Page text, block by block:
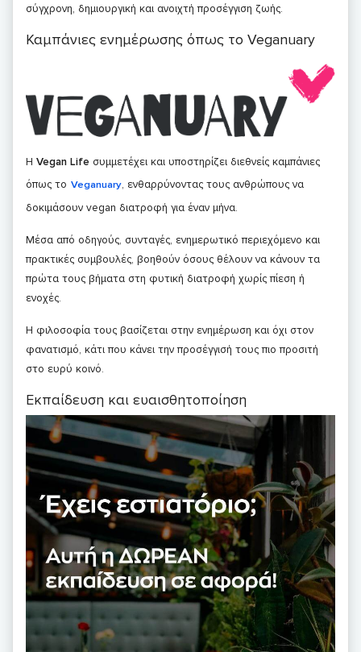
σύγχρονη, δημιουργική και ανοιχτή προσέγγιση ζωής.
Καμπάνιες ενημέρωσης όπως το Veganuary
Η Vegan Life συμμετέχει και υποστηρίζει διεθνείς καμπάνιες
όπως το Veganuary, ενθαρρύνοντας τους ανθρώπους να
δοκιμάσουν vegan διατροφή για έναν μήνα.
Μέσα από οδηγούς, συνταγές, ενημερωτικό περιεχόμενο και
πρακτικές συμβουλές, βοηθούν όσους θέλουν να κάνουν τα
πρώτα τους βήματα στη φυτική διατροφή χωρίς πίεση ή
ενοχές.
Η φιλοσοφία τους βασίζεται στην ενημέρωση και όχι στον
φανατισμό, κάτι που κάνει την προσέγγισή τους πιο προσιτή
στο ευρύ κοινό.
Εκπαίδευση και ευαισθητοποίηση